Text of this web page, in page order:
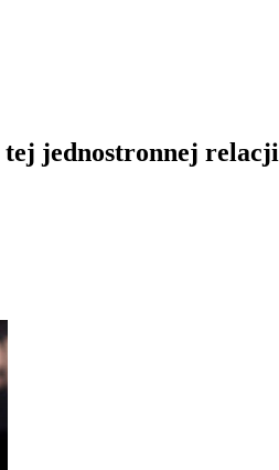
jednostronnej relacji